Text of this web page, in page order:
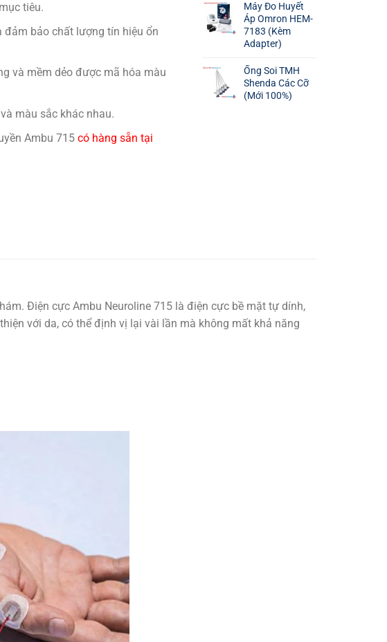
tiêu.
đảm bảo chất lượng tín hiệu ổn
và mềm dẻo được mã hóa màu
màu sắc khác nhau.
Ambu 715có hàng sẵn tại
Máy Đo Huyết
Áp Omron HEM-
7183 (Kèm
Adapter)
Ống Soi TMH
Shenda Các Cỡ
(Mới 100%)
Điện cực Ambu Neuroline 715 là điện cực bề mặt tự dính,
với da, có thể định vị lại vài lần mà không mất khả năng